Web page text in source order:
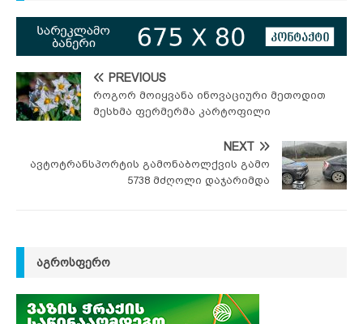
PREVIOUS
როგორ მოიყვანა ინოვაციური მეთოდით
მესხმა ფერმერმა კარტოფილი
NEXT
ავტოტრანსპორტის გამონაბოლქვის გამო
5738 მძღოლი დაჯარიმდა
ᲐᲒᲠᲝᲡᲤᲔᲠᲝ